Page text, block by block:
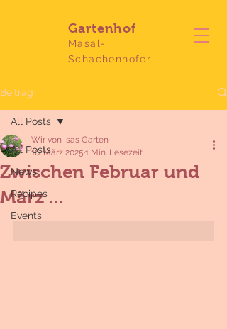
Gartenhof
Masal-
Schachenhofer
Beitrag
All Posts
News
Recipes
Events
All Posts
Zwischen Februar und
März ...
Wir von Isas Garten
16. März 2025 1 Min. Lesezeit